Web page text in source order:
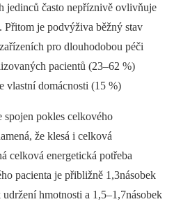
jedinců často nepříznivě ovlivňuje
Přitom je podvýživa běžný stav
pro dlouhodobou péči
pacientů (23–62 %)
vlastní domácnosti (15 %)
spojen pokles celkového
že klesá i celková
celková energetická potřeba
pacienta je přibližně 1,3násobek
hmotnosti a 1,5–1,7násobek